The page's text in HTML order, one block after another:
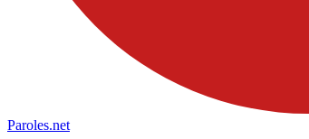
Paroles.net